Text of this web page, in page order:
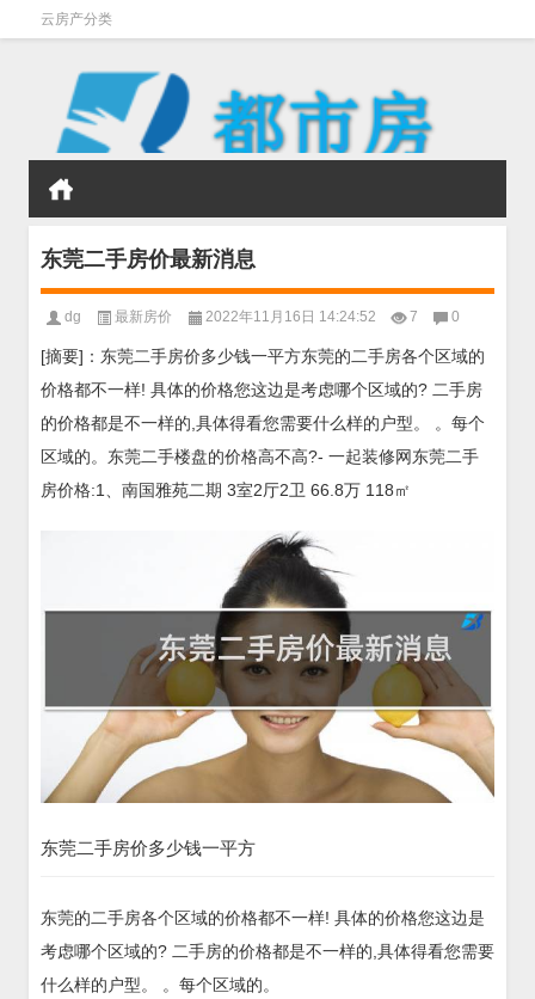
云房产分类
东莞二手房价最新消息
dg 最新房价 2022年11月16日 14:24:52 7 0
[摘要]：东莞二手房价多少钱一平方东莞的二手房各个区域的
价格都不一样! 具体的价格您这边是考虑哪个区域的? 二手房
的价格都是不一样的,具体得看您需要什么样的户型。 。每个
区域的。东莞二手楼盘的价格高不高?- 一起装修网东莞二手
房价格:1、南国雅苑二期 3室2厅2卫 66.8万 118㎡
东莞二手房价多少钱一平方
东莞的二手房各个区域的价格都不一样! 具体的价格您这边是
考虑哪个区域的? 二手房的价格都是不一样的,具体得看您需要
什么样的户型。 。每个区域的。